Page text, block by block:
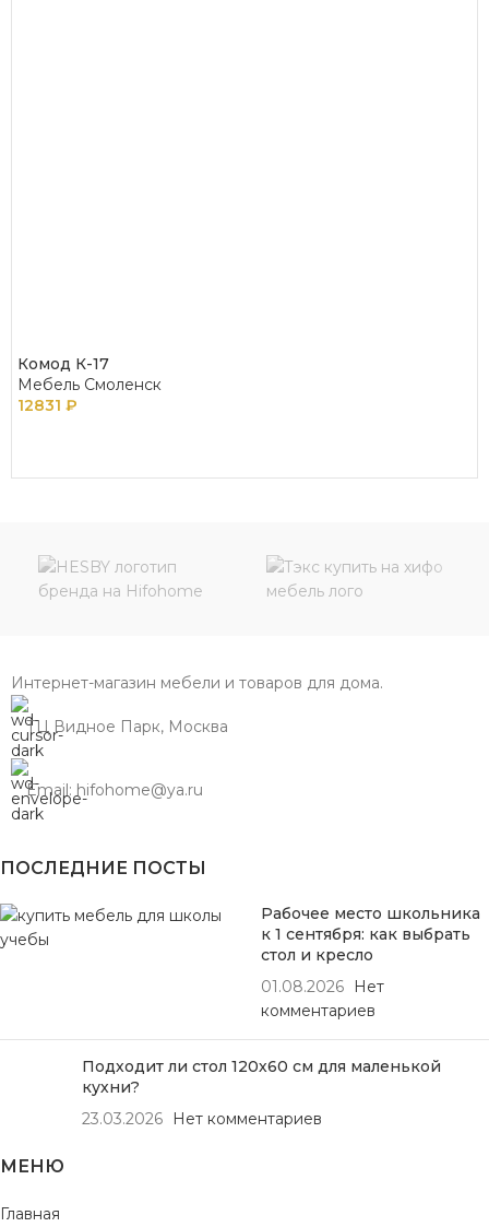
Комод К-17
Мебель Смоленск
12831 ₽
Интернет-магазин мебели и товаров для дома.
ТЦ Видное Парк, Москва
Email: hifohome@ya.ru
ПОСЛЕДНИЕ ПОСТЫ
Рабочее место школьника
к 1 сентября: как выбрать
стол и кресло
01.08.2026
Нет
комментариев
Подходит ли стол 120х60 см для маленькой
кухни?
23.03.2026
Нет комментариев
МЕНЮ
Главная